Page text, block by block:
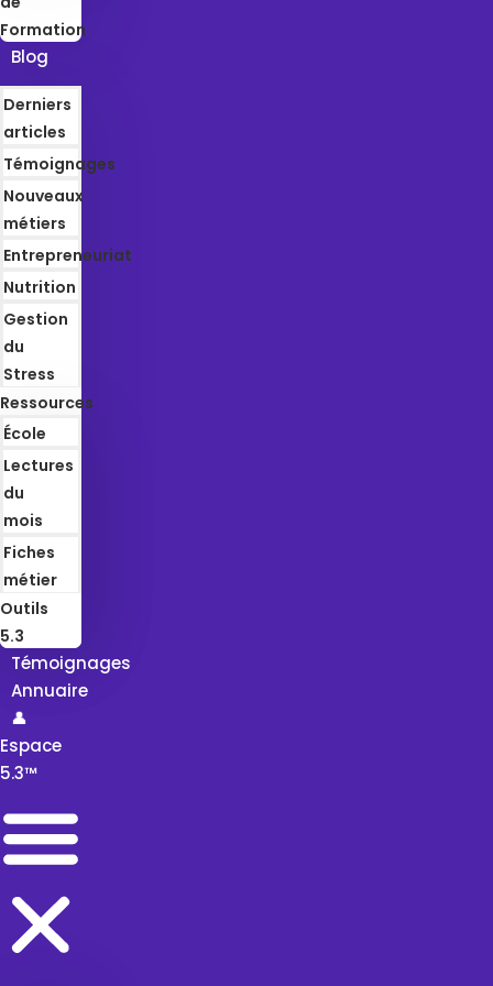
Formation
Blog
Derniers
articles
Témoignages
Nouveaux
métiers
Entrepreneuriat
Nutrition
Gestion
du
Stress
Ressources
École
Lectures
du
mois
Fiches
métier
Outils
5.3
Témoignages
Annuaire
👤
Espace
5.3™